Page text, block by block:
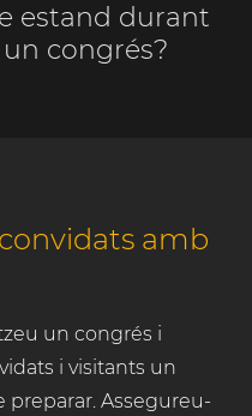
estand durant
congrés?
amb
un congrés i
i visitants un
preparar. Assegureu-